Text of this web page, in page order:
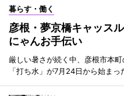
暮らす・働く
彦根・夢京橋キャッス
にゃんお手伝い
厳しい暑さが続く中、彦根市本
「打ち水」が7月24日から始まっ